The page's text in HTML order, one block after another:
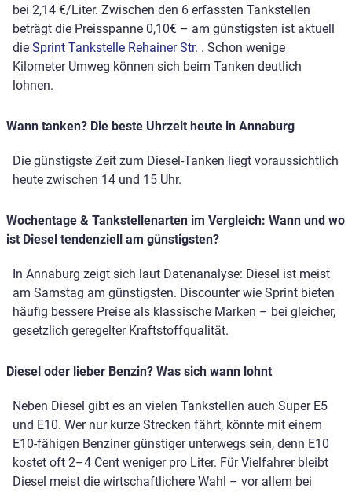
bei 2,14 €/Liter. Zwischen den 6 erfassten Tankstellen
beträgt die Preisspanne 0,10€ – am günstigsten ist aktuell
die Sprint Tankstelle Rehainer Str. . Schon wenige
Kilometer Umweg können sich beim Tanken deutlich
lohnen.
Wann tanken? Die beste Uhrzeit heute in Annaburg
Die günstigste Zeit zum Diesel-Tanken liegt voraussichtlich
heute zwischen 14 und 15 Uhr.
Wochentage & Tankstellenarten im Vergleich: Wann und wo
ist Diesel tendenziell am günstigsten?
In Annaburg zeigt sich laut Datenanalyse: Diesel ist meist
am Samstag am günstigsten. Discounter wie Sprint bieten
häufig bessere Preise als klassische Marken – bei gleicher,
gesetzlich geregelter Kraftstoffqualität.
Diesel oder lieber Benzin? Was sich wann lohnt
Neben Diesel gibt es an vielen Tankstellen auch Super E5
und E10. Wer nur kurze Strecken fährt, könnte mit einem
E10-fähigen Benziner günstiger unterwegs sein, denn E10
kostet oft 2–4 Cent weniger pro Liter. Für Vielfahrer bleibt
Diesel meist die wirtschaftlichere Wahl – vor allem bei